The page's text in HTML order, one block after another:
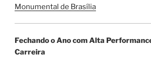
Monumental de Brasília
Fechando o Ano com Alta
Carreira